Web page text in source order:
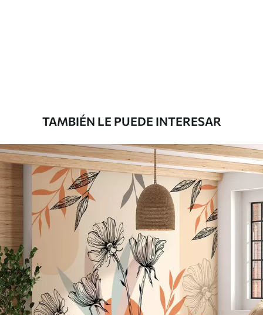
Vinilo Premium
48.3329.00$/m²
TAMBIÉN LE PUEDE INTERESAR